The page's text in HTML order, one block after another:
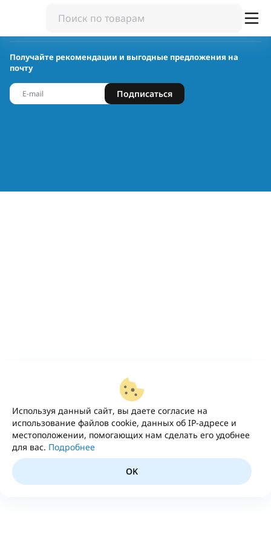
Используя данный сайт, вы даете согласие на
использование файлов cookie, данных об IP-адресе и
местоположении, помогающих нам сделать его удобнее
для вас. Подробнее
OK
Получайте рекомендации и выгодные предложения на
почту
Подписаться